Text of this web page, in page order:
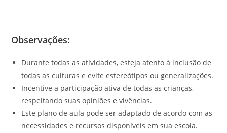
Observações:
Durante todas as atividades, esteja atento à inclusão de
todas as culturas e evite estereótipos ou generalizações.
Incentive a participação ativa de todas as crianças,
respeitando suas opiniões e vivências.
Este plano de aula pode ser adaptado de acordo com as
necessidades e recursos disponíveis em sua escola.